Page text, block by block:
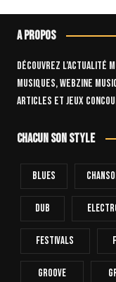
A propos
Découvrez l’actualité
Musiques, webzine
articles et jeux
Chacun son style
Blues
Dub
Festivals
Groove